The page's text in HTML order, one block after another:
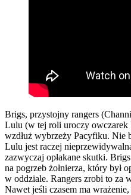
Brigs, przystojny rangers
Lulu (w tej roli uroczy
wzdłuż wybrzeży Pacyfiku. Nie
Lulu jest raczej
zazwyczaj opłakane skutki.
na pogrzeb żołnierza, który był
w oddziale. Rangers zrobi to za
Nawet jeśli czasem ma